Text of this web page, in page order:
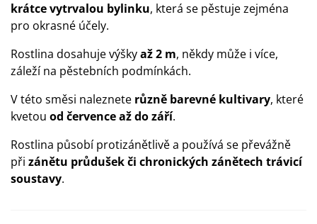
krátce vytrvalou bylinku, která se pěstuje zejména
pro okrasné účely.
Rostlina dosahuje výškyaž 2 m, někdy může i více,
záleží na pěstebních podmínkách.
V této směsi naleznete různě barevné kultivary, které
kvetou od července až do září.
Rostlina působí protizánětlivě a používá se převážně
při zánětu průdušek či chronických zánětech trávicí
soustavy.